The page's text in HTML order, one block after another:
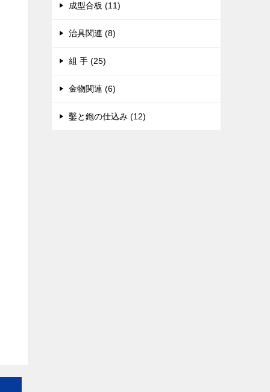
成型合板 (11)
治具関連 (8)
組 手 (25)
金物関連 (6)
鑿と鉋の仕込み (12)